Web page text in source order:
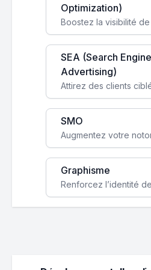
Optimization)
SEA (Search Engine
Advertising)
SMO
Graphisme